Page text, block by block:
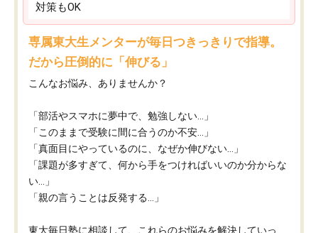
対策もOK
専属東大生メンターが毎日つきっきりで指導。
だから圧倒的に「伸びる」
こんなお悩み、ありませんか？
「部活やスマホに夢中で、勉強しない…」
「このままで受験に間に合うのか不安…」
「真面目にやっているのに、なぜか伸びない…」
「課題が多すぎて、何から手をつければいいのか分からな
い…」
「親の言うことは反発する…」
東大毎日塾に相談して、これらのお悩みを解決していっ